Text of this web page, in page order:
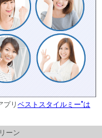
プリ ベストスタイルミー"は
ーン